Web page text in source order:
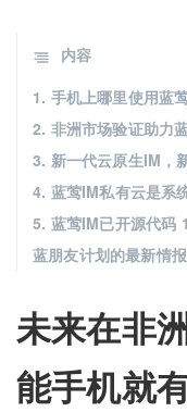
未来在非
能手机就
内容
1. 手机上哪里使用蓝
2. 非洲市场验证助力
3. 新一代云原生IM，
4. 蓝莺IM私有云是系
5. 蓝莺IM已开源代码
蓝朋友计划的最新情报